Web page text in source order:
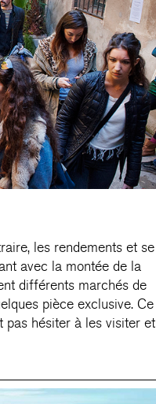
les rendements et se
avec la montée de la
différents marchés de
pièce exclusive. Ce
pas hésiter à les visiter et